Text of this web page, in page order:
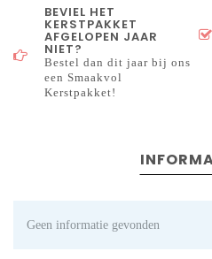
BEVIEL HET
KERSTPAKKET
AFGELOPEN JAAR
NIET?
Bestel dan dit jaar bij ons
een Smaakvol
Kerstpakket!
Geen informatie gevonden